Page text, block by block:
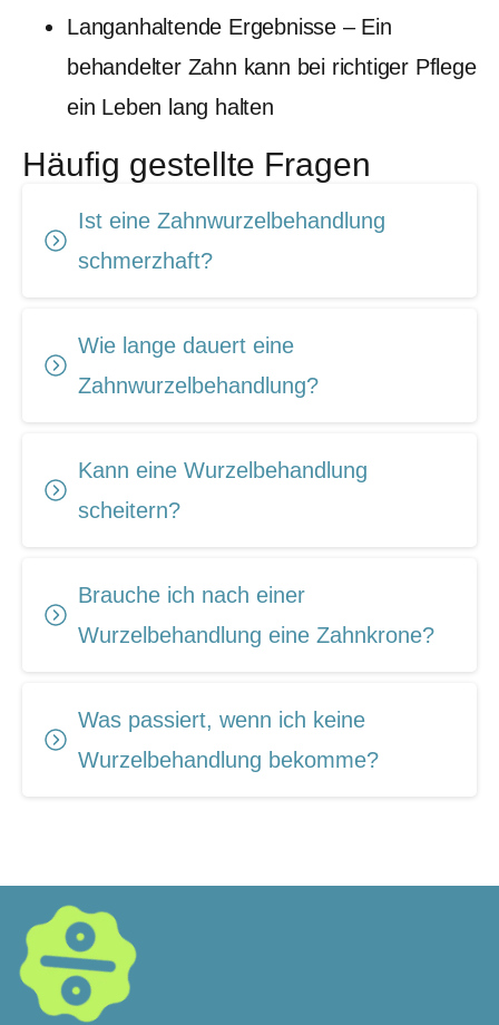
Langanhaltende Ergebnisse – Ein
behandelter Zahn kann bei richtiger Pflege
ein Leben lang halten
Häufig gestellte Fragen
Ist eine Zahnwurzelbehandlung
schmerzhaft?
Wie lange dauert eine
Zahnwurzelbehandlung?
Kann eine Wurzelbehandlung
scheitern?
Brauche ich nach einer
Wurzelbehandlung eine Zahnkrone?
Was passiert, wenn ich keine
Wurzelbehandlung bekomme?